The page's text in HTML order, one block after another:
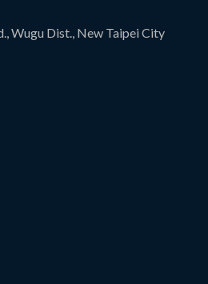
Wugu Dist., New Taipei City